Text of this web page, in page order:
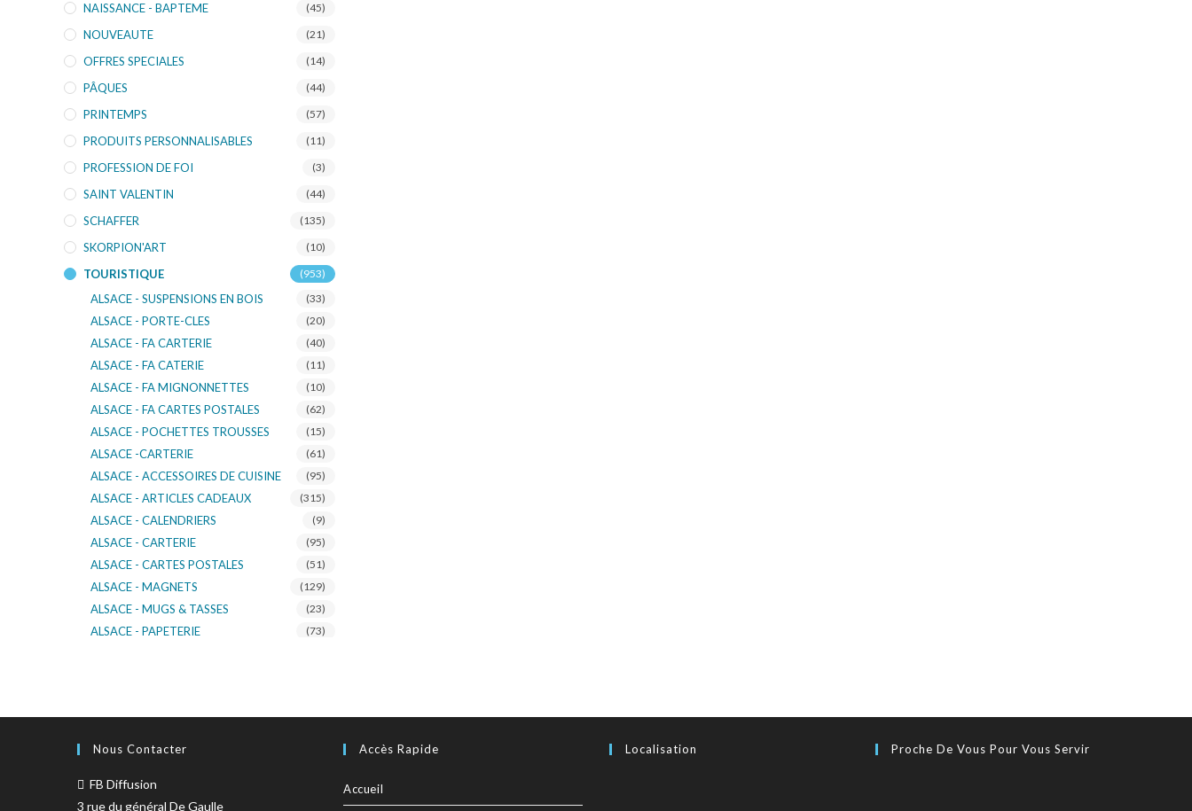
NAISSANCE - BAPTEME (45)
NOUVEAUTE (21)
OFFRES SPECIALES (14)
PÂQUES (44)
PRINTEMPS (57)
PRODUITS PERSONNALISABLES (11)
PROFESSION DE FOI (3)
SAINT VALENTIN (44)
SCHAFFER (135)
SKORPION'ART (10)
TOURISTIQUE (953)
ALSACE - SUSPENSIONS EN BOIS (33)
ALSACE - PORTE-CLES (20)
ALSACE - FA CARTERIE (40)
ALSACE - FA CATERIE (11)
ALSACE - FA MIGNONNETTES (10)
ALSACE - FA CARTES POSTALES (62)
ALSACE - POCHETTES TROUSSES (15)
ALSACE -CARTERIE (61)
ALSACE - ACCESSOIRES DE CUISINE (95)
ALSACE - ARTICLES CADEAUX (315)
ALSACE - CALENDRIERS (9)
ALSACE - CARTERIE (95)
ALSACE - CARTES POSTALES (51)
ALSACE - MAGNETS (129)
ALSACE - MUGS & TASSES (23)
ALSACE - PAPETERIE (73)
Nous Contacter
FB Diffusion
3 rue du général De Gaulle
Accès Rapide
Accueil
Localisation Proche De Vous Pour Vous Servir